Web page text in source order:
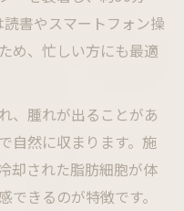
書やスマートフォン操
め、忙しい方にも最適
、腫れが出ることがあ
自然に収まります。施
却された脂肪細胞が体
きるのが特徴です。